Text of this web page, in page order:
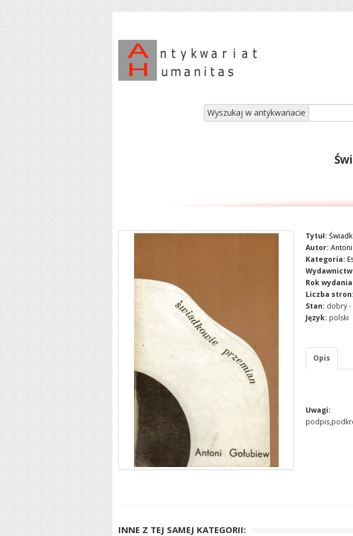
Wyszukaj w antykwariacie
Tytuł:
Autor:
Kategoria:
Rok
Liczba stron:
Stan: dobry -
Język: polski
Opis
Uwagi:
INNE Z TEJ SAMEJ KATEGORII: